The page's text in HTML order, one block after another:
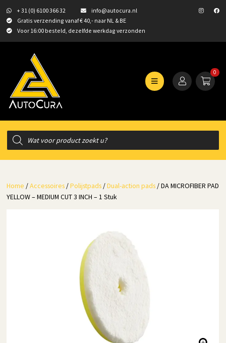
+ 31 (0) 6100 366 32
info@autocura.nl
Gratis verzending vanaf € 40,- naar NL & BE
Voor 16:00 besteld, dezelfde werkdag verzonden
0
Producten
zoeken
Home /Accessoires /Polijstpads /Dual-action pads / DA MICROFIBER PAD
YELLOW – MEDIUM CUT 3 INCH – 1 Stuk